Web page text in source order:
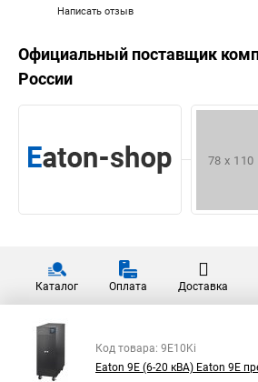
Написать отзыв
Официальный поставщик
России
Каталог Оплата Доставка
Код товара: 9E10Ki
Eaton 9E (6-20 кВА) Eaton 9E